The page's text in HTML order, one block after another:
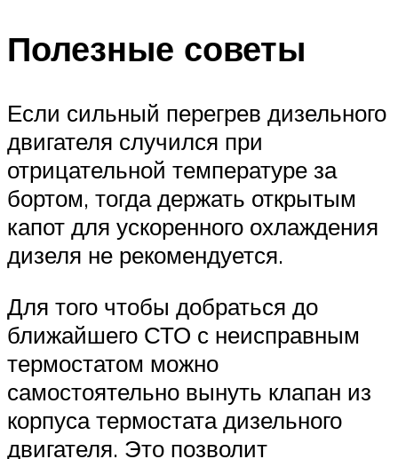
Полезные советы
Если сильный перегрев дизельного
двигателя случился при
отрицательной температуре за
бортом, тогда держать открытым
капот для ускоренного охлаждения
дизеля не рекомендуется.
Для того чтобы добраться до
ближайшего СТО с неисправным
термостатом можно
самостоятельно вынуть клапан из
корпуса термостата дизельного
двигателя. Это позволит